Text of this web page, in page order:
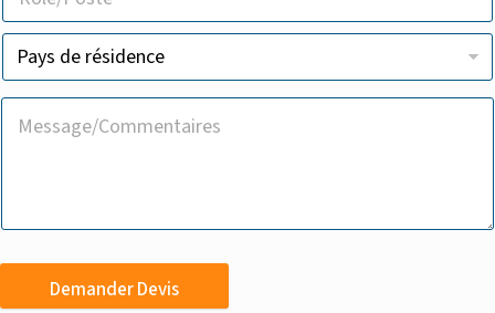
Demander Devis